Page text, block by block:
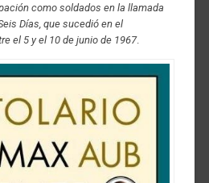
como soldados en la llamada
Días, que sucedió en el
el 5 y el 10 de junio de 1967.